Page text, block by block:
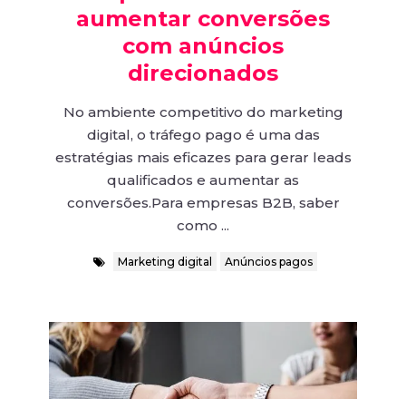
aumentar conversões
com anúncios
direcionados
No ambiente competitivo do marketing
digital, o tráfego pago é uma das
estratégias mais eficazes para gerar leads
qualificados e aumentar as
conversões.Para empresas B2B, saber
como ...
Marketing digital Anúncios pagos